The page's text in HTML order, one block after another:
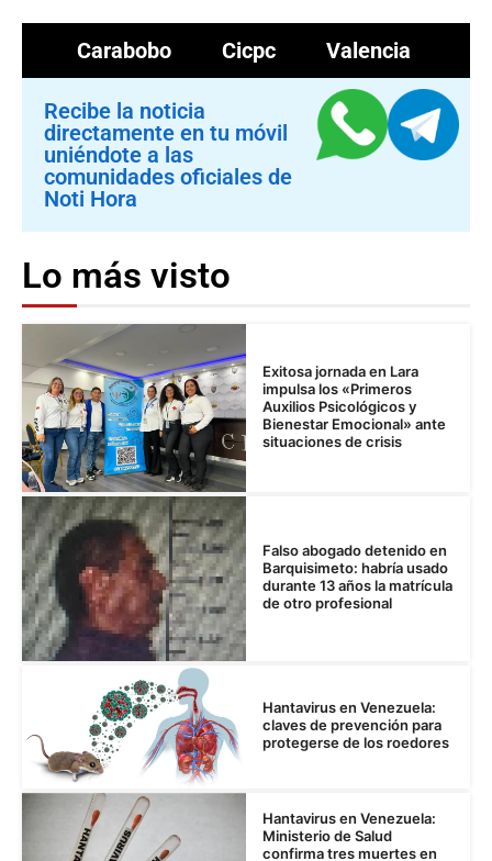
Carabobo Cicpc Valencia
Recibe la noticia
directamente en tu móvil
uniéndote a las
comunidades oficiales de
Noti Hora
Lo más visto
Exitosa jornada en Lara
impulsa los «Primeros
Auxilios Psicológicos y
Bienestar Emocional» ante
situaciones de crisis
Falso abogado detenido en
Barquisimeto: habría usado
durante 13 años la matrícula
de otro profesional
Hantavirus en Venezuela:
claves de prevención para
protegerse de los roedores
Hantavirus en Venezuela:
Ministerio de Salud
confirma tres muertes en